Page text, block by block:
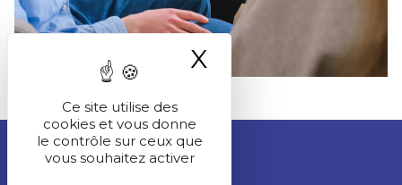
Ce site utilise des
cookies et vous donne
le contrôle sur ceux que
vous souhaitez activer
X Masquer le